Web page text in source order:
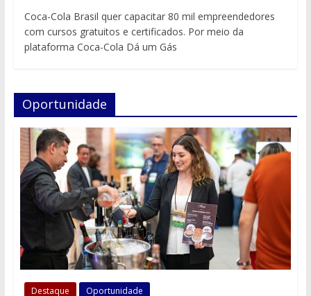
Coca-Cola Brasil quer capacitar 80 mil empreendedores
com cursos gratuitos e certificados. Por meio da
plataforma Coca-Cola Dá um Gás
Oportunidade
Destaque Oportunidade